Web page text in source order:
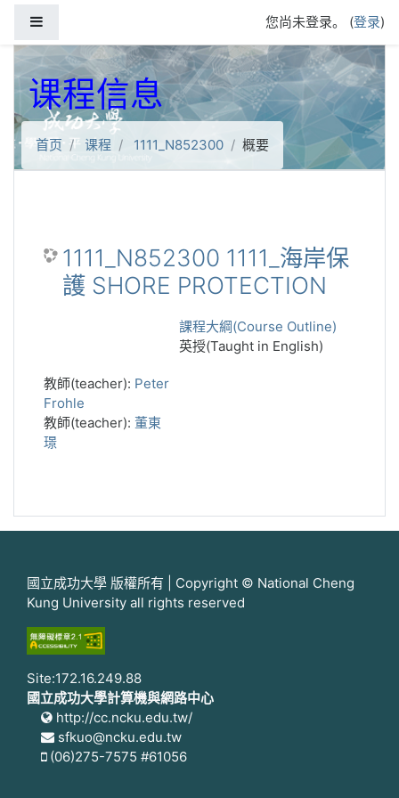
您尚未登录。 (登录)
课程信息
首页 课程 1111_N852300 概要
1111_N852300 1111_海岸保
護 SHORE PROTECTION
課程大綱(Course Outline)
英授(Taught in English)
教師(teacher): Peter
Frohle
教師(teacher): 董東
璟
國立成功大學 版權所有 | Copyright © National Cheng
Kung University all rights reserved
Site:172.16.249.88
國立成功大學計算機與網路中心
http://cc.ncku.edu.tw/
sfkuo@ncku.edu.tw
(06)275-7575 #61056